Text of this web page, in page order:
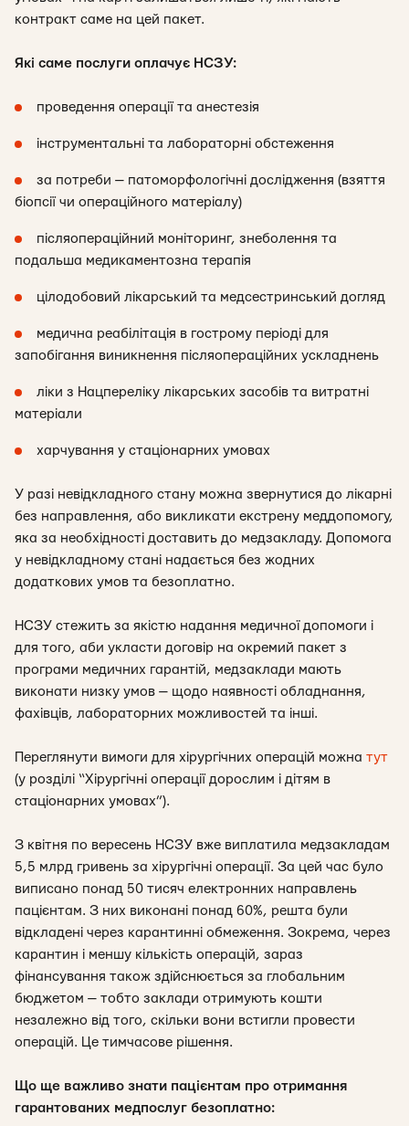
контракт саме на цей пакет.
Які саме послуги оплачує НСЗУ:
проведення операції та анестезія
інструментальні та лабораторні обстеження
за потреби — патоморфологічні дослідження (взяття
біопсії чи операційного матеріалу)
післяопераційний моніторинг, знеболення та
подальша медикаментозна терапія
цілодобовий лікарський та медсестринський догляд
медична реабілітація в гострому періоді для
запобігання виникнення післяопераційних ускладнень
ліки з Нацпереліку лікарських засобів та витратні
матеріали
харчування у стаціонарних умовах
У разі невідкладного стану можна звернутися до лікарні
без направлення, або викликати екстрену меддопомогу,
яка за необхідності доставить до медзакладу. Допомога
у невідкладному стані надається без жодних
додаткових умов та безоплатно.
НСЗУ стежить за якістю надання медичної допомоги і
для того, аби укласти договір на окремий пакет з
програми медичних гарантій, медзаклади мають
виконати низку умов — щодо наявності обладнання,
фахівців, лабораторних можливостей та інші.
Переглянути вимоги для хірургічних операцій можна тут
(у розділі “Хірургічні операції дорослим і дітям в
стаціонарних умовах”).
З квітня по вересень НСЗУ вже виплатила медзакладам
5,5 млрд гривень за хірургічні операції. За цей час було
виписано понад 50 тисяч електронних направлень
пацієнтам. З них виконані понад 60%, решта були
відкладені через карантинні обмеження. Зокрема, через
карантин і меншу кількість операцій, зараз
фінансування також здійснюється за глобальним
бюджетом — тобто заклади отримують кошти
незалежно від того, скільки вони встигли провести
операцій. Це тимчасове рішення.
Що ще важливо знати пацієнтам про отримання
гарантованих медпослуг безоплатно: